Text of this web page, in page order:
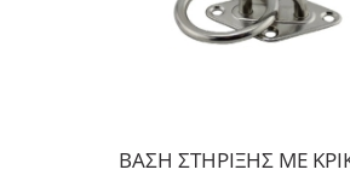
ΒΑΣΗ ΣΤΗΡΙΞΗΣ ΜΕ